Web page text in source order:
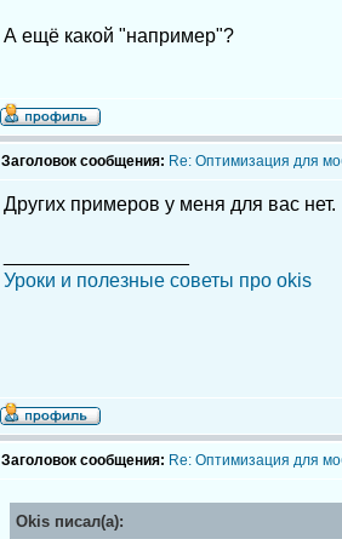
А ещё какой "например"?
Заголовок сообщения: Re: Оптимизация для
Других примеров у меня для вас нет.
Уроки и полезные советы про okis
Заголовок сообщения: Re: Оптимизация для
Okis писал(а):